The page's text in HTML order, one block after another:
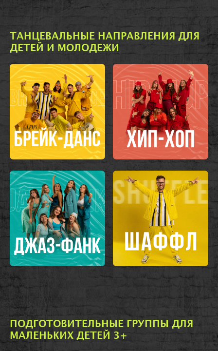
ТАНЦЕВАЛЬНЫЕ НАПРАВЛЕНИЯ ДЛЯ
ДЕТЕЙ И МОЛОДЕЖИ
ПОДГОТОВИТЕЛЬНЫЕ ГРУППЫ ДЛЯ
МАЛЕНЬКИХ ДЕТЕЙ 3+